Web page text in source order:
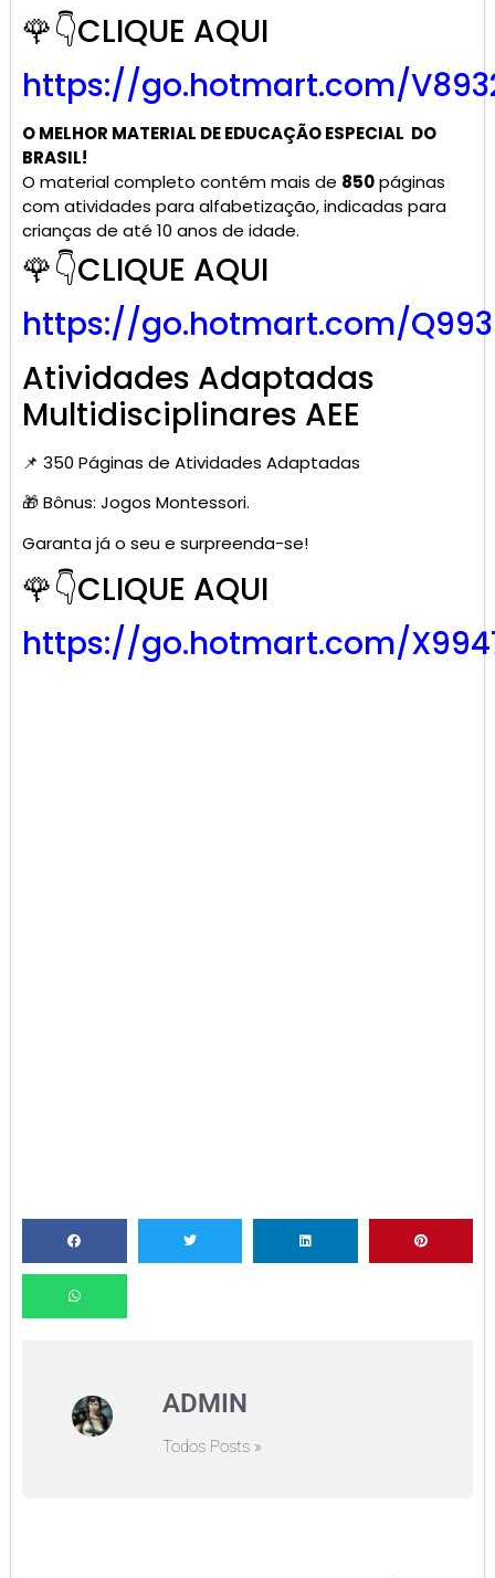
🌹👇CLIQUE AQUI
https://go.hotmart.com/
O MELHOR MATERIAL DEEDUCAÇÃO ESPECIAL DO
BRASIL!
O material completo contém mais de 850páginas
com atividades para alfabetização, indicadas para
crianças de até 10 anos de idade.
🌹👇CLIQUE AQUI
https://go.hotmart.com/
Atividades Adaptadas
Multidisciplinares AEE
📌 350 Páginas de Atividades Adaptadas
🎁 Bônus: Jogos Montessori.
Garanta já o seu e surpreenda-se!
🌹👇CLIQUE AQUI
https://go.hotmart.com/
ADMIN
Todos Posts »